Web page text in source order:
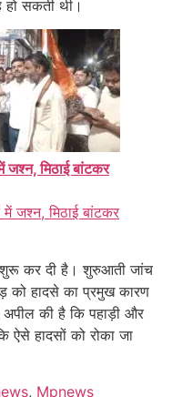
हो सकती थी।
जश्न, मिठाई बांटकर
जश्न, मिठाई बांटकर
कर दी है। शुरुआती जांच
को हादसे का प्रमुख कारण
की है कि पहाड़ी और
ऐसे हादसों को रोका जा
, Mpnews